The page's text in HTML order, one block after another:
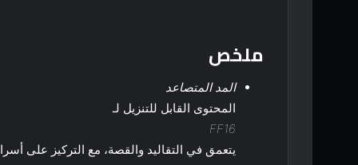
ملخص
المد المتصاعد
المحتوى القابل للتنزيل لـ
FF16
يتعمق في التقاليد والقصة، مع التركيز على